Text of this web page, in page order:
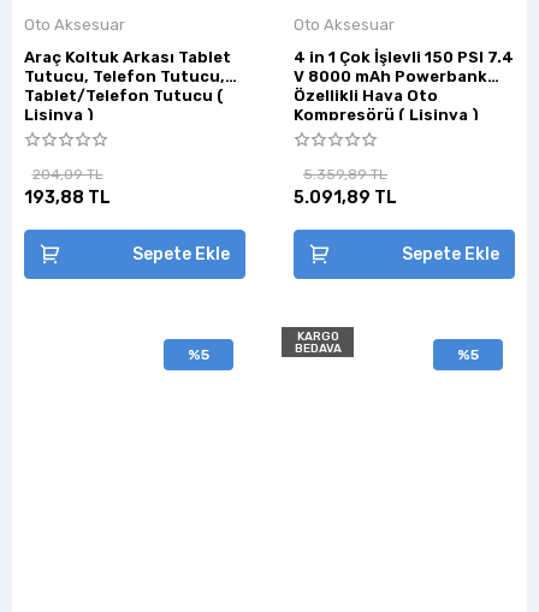
Oto Aksesuar
Araç Koltuk Arkası Tablet
Tutucu, Telefon Tutucu,
Tablet/Telefon Tutucu (
Lisinya )
204,09 TL
193,88 TL
Sepete Ekle
Oto Aksesuar
4 in 1 Çok İşlevli 150 PSI 7.4
V 8000 mAh Powerbank
Özellikli Hava Oto
Kompresörü ( Lisinya )
5.359,89 TL
5.091,89 TL
Sepete Ekle
%5
KARGO
BEDAVA
%5